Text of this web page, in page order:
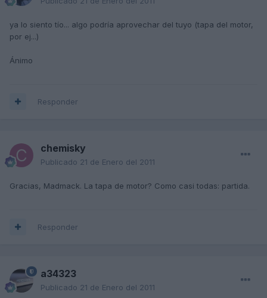
ya lo siento tío... algo podría aprovechar del tuyo (tapa del motor,
por ej...)
Ánimo
Responder
chemisky
Publicado 21 de Enero del 2011
Gracias, Madmack. La tapa de motor? Como casi todas: partida.
Responder
a34323
Publicado 21 de Enero del 2011